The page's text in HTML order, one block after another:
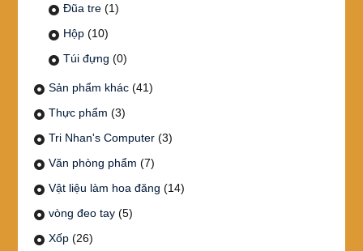
Đũa tre (1)
Hộp (10)
Túi đựng (0)
Sản phẩm khác (41)
Thực phẩm (3)
Tri Nhan's Computer (3)
Văn phòng phẩm (7)
Vật liệu làm hoa đăng (14)
vòng đeo tay (5)
Xốp (26)